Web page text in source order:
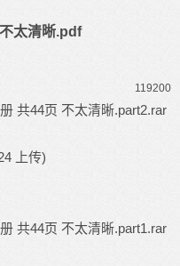
太清晰.pdf
119200
共44页 不太清晰.part2.rar
上传)
共44页 不太清晰.part1.rar